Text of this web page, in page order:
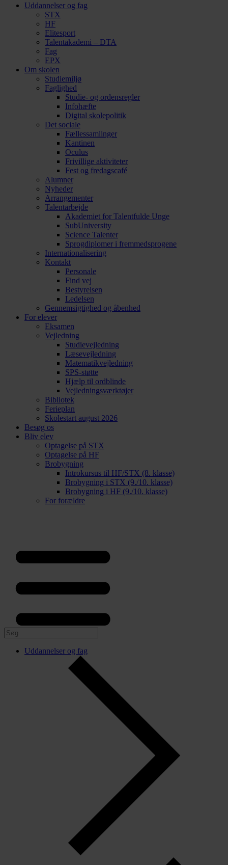
Uddannelser og fag
STX
HF
Elitesport
Talentakademi – DTA
Fag
EPX
Om skolen
Studiemiljø
Faglighed
Studie- og ordensregler
Infohæfte
Digital skolepolitik
Det sociale
Fællessamlinger
Kantinen
Oculus
Frivillige aktiviteter
Fest og fredagscafé
Alumner
Nyheder
Arrangementer
Talentarbejde
Akademiet for Talentfulde Unge
SubUniversity
Science Talenter
Sprogdiplomer i fremmedsprogene
Internationalisering
Kontakt
Personale
Find vej
Bestyrelsen
Ledelsen
Gennemsigtighed og åbenhed
For elever
Eksamen
Vejledning
Studievejledning
Læsevejledning
Matematikvejledning
SPS-støtte
Hjælp til ordblinde
Vejledningsværktøjer
Bibliotek
Ferieplan
Skolestart august 2026
Besøg os
Bliv elev
Optagelse på STX
Optagelse på HF
Brobygning
Introkursus til HF/STX (8. klasse)
Brobygning i STX (9./10. klasse)
Brobygning i HF (9./10. klasse)
For forældre
Uddannelser og fag